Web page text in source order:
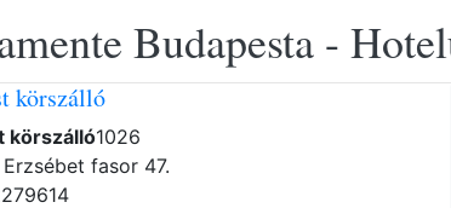
Budapesta -
körszálló
körszálló1026
fasor 47.